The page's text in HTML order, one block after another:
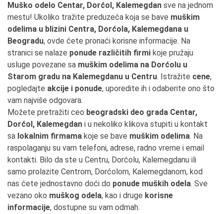
Muško odelo Centar, Dorćol, Kalemegdan sve na jednom
mestu! Ukoliko tražite preduzeća koja se bave muškim
odelima u blizini Centra, Dorćola, Kalemegdana u
Beogradu, ovde ćete pronaći korisne informacije. Na
stranici se nalaze ponude različitih firmi koje pružaju
usluge povezane sa muškim odelima na Dorćolu u
Starom gradu na Kalemegdanu u Centru. Istražite cene,
pogledajte akcije i ponude, uporedite ih i odaberite ono što
vam najviše odgovara.
Možete pretražiti ceo beogradski deo grada Centar,
Dorćol, Kalemegdan i u nekoliko klikova stupiti u kontakt
sa lokalnim firmama koje se bave muškim odelima. Na
raspolaganju su vam telefoni, adrese, radno vreme i email
kontakti. Bilo da ste u Centru, Dorćolu, Kalemegdanu ili
samo prolazite Centrom, Dorćolom, Kalemegdanom, kod
nas ćete jednostavno doći do ponude muških odela. Sve
vezano oko muškog odela, kao i druge korisne
informacije, dostupne su vam odmah.